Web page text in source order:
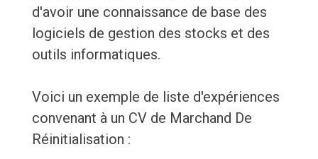
d'avoir une connaissance de base des
logiciels de gestion des stocks et des
outils informatiques.
Voici un exemple de liste d'expériences
convenant à un CV de Marchand De
Réinitialisation :